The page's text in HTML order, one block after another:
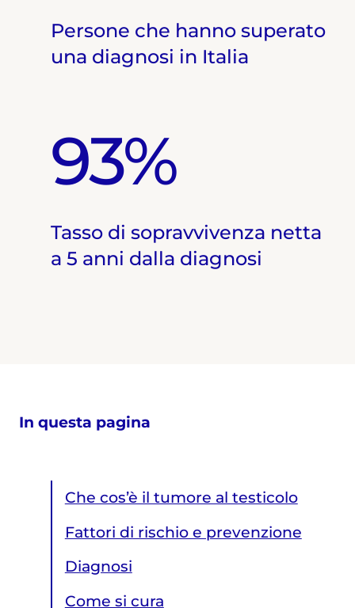
Persone che hanno superato
una diagnosi in Italia
93%
Tasso di sopravvivenza netta
a 5 anni dalla diagnosi
In questa pagina
Che cos’è il tumore al testicolo
Fattori di rischio e prevenzione
Diagnosi
Come si cura